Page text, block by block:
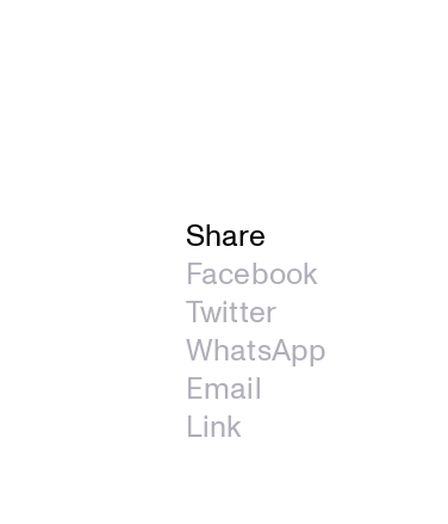
Share
Facebook
Twitter
WhatsApp
Email
Link